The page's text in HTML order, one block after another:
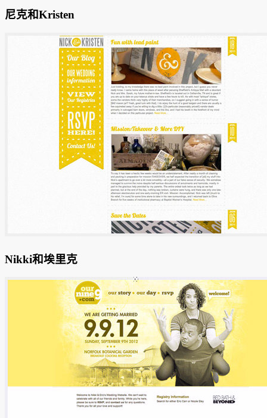
尼克和Kristen
Nikki和埃里克